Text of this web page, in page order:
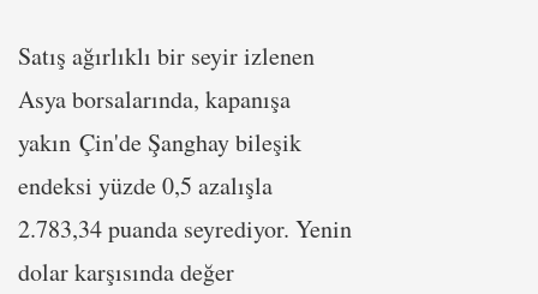
Satış ağırlıklı bir seyir izlenen
Asya borsalarında, kapanışa
yakın Çin'de Şanghay bileşik
endeksi yüzde 0,5 azalışla
2.783,34 puanda seyrediyor. Yenin
dolar karşısında değer